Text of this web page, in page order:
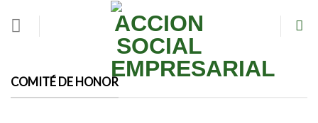
COMITÉ DE HONOR